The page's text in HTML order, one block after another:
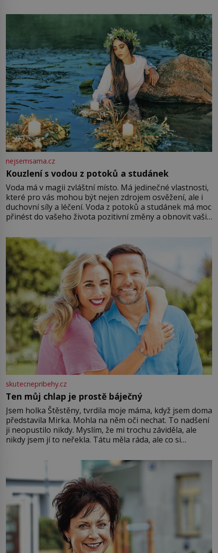
milostpaní. Stačí jenom na sukni,“ zhodnotí švadlena
množství růžového mušelínu. „Ošidili vás, podívejte.“
nejsemsama.cz
Kouzlení s vodou z potoků a studánek
Voda má v magii zvláštní místo. Má jedinečné vlastnosti,
které pro vás mohou být nejen zdrojem osvěžení, ale i
duchovní síly a léčení. Voda z potoků a studánek má moc
přinést do vašeho života pozitivní změny a obnovit vaši
můžete obohatit své rituály a přinést do svého života
větší harmonii a klid. Je důležité
skutecnepribehy.cz
Ten můj chlap je prostě báječný
Jsem holka Štěstěny, tvrdila moje máma, když jsem doma
představila Mirka. Mohla na něm oči nechat. To nadšení
ji neopustilo nikdy. Myslím, že mi trochu záviděla, ale
nikdy jsem jí to neřekla. Tátu měla ráda, ale co si
Jsme spolu moc rádi Tehdy byla jiná doba, když